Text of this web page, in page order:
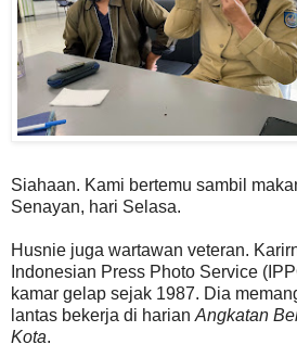
Siahaan. Kami bertemu sambil
Senayan, hari Selasa.
Husnie juga wartawan veteran.
Indonesian Press Photo Service
kamar gelap sejak 1987. Dia
lantas bekerja di harian Angkatan
Kota.